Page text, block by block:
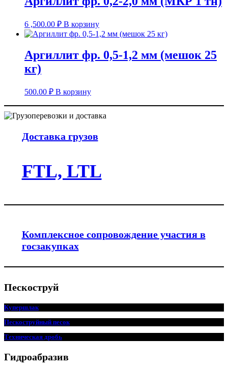
6 ,500.00 ₽ В корзину
Аргиллит фр. 0,5-1,2 мм (мешок 25
кг)
500.00 ₽ В корзину
Доставка грузов
FTL, LTL
Комплексное сопровождение участия в
госзакупках
Пескоструй
Купершлак
Пескоструйный песок
Техническая дробь
Гидроабразив